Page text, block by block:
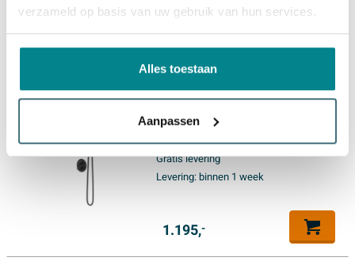
verzameld op basis van uw gebruik van hun services.
Alles toestaan
Aanpassen
inbouw - 2-weg stop-omstel -
30cm plafondbuis - 20cm slim
hoofddouche rond - houder
met uitlaat - 150cm
doucheslang - 3-standen
handdouche - Mat zwart PED
Gratis levering
Levering:binnen 1 week
1.195,-